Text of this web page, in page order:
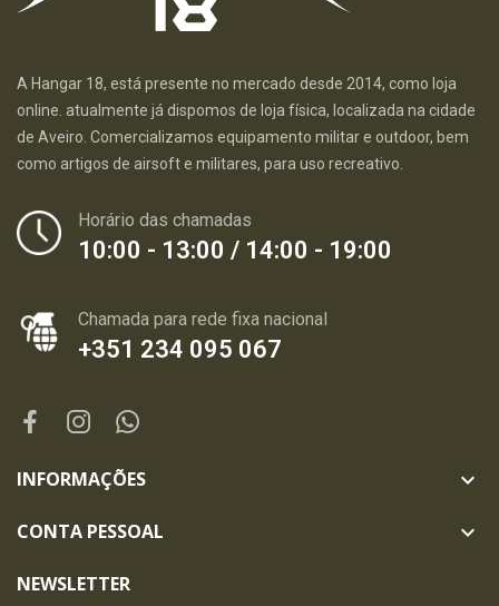
A Hangar 18, está presente no mercado desde 2014, como loja
online. atualmente já dispomos de loja física, localizada na cidade
de Aveiro. Comercializamos equipamento militar e outdoor, bem
como artigos de airsoft e militares, para uso recreativo.
Horário das chamadas
10:00 - 13:00 / 14:00 - 19:00
Chamada para rede fixa nacional
+351 234 095 067
INFORMAÇÕES 
CONTA PESSOAL 
NEWSLETTER